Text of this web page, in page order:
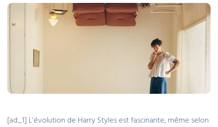
[ad_1] L’évolution de Harry Styles est fascinante, même selon